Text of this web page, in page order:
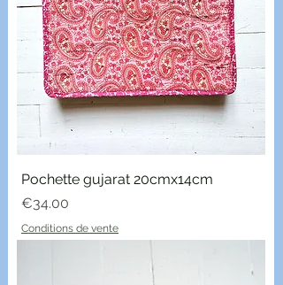
Pochette gujarat 20cmx14cm
Price
€34.00
Conditions de vente